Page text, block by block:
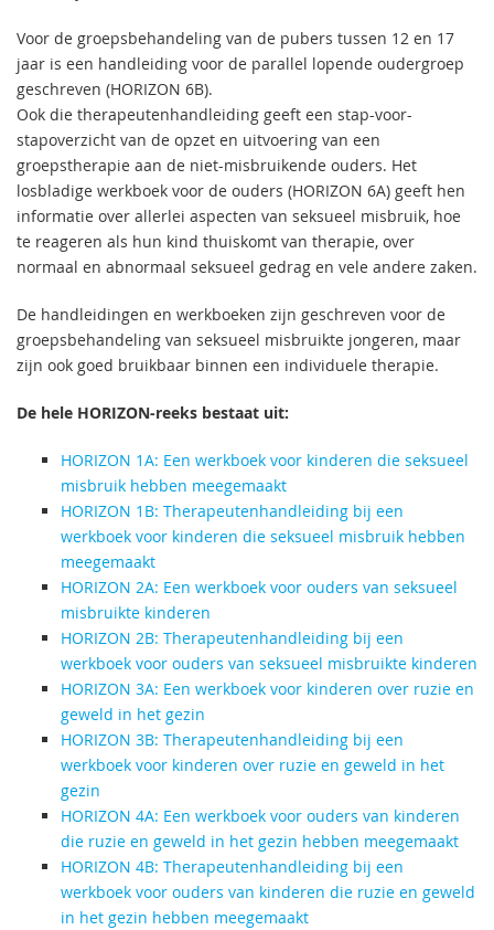
Voor de groepsbehandeling van de pubers tussen 12 en 17
jaar is een handleiding voor de parallel lopende oudergroep
geschreven (HORIZON 6B).
Ook die therapeutenhandleiding geeft een stap-voor-
stapoverzicht van de opzet en uitvoering van een
groepstherapie aan de niet-misbruikende ouders. Het
losbladige werkboek voor de ouders (HORIZON 6A) geeft hen
informatie over allerlei aspecten van seksueel misbruik, hoe
te reageren als hun kind thuiskomt van therapie, over
normaal en abnormaal seksueel gedrag en vele andere zaken.
De handleidingen en werkboeken zijn geschreven voor de
groepsbehandeling van seksueel misbruikte jongeren, maar
zijn ook goed bruikbaar binnen een individuele therapie.
De hele HORIZON-reeks bestaat uit:
HORIZON 1A: Een werkboek voor kinderen die seksueel
misbruik hebben meegemaakt
HORIZON 1B: Therapeutenhandleiding bij een
werkboek voor kinderen die seksueel misbruik hebben
meegemaakt
HORIZON 2A: Een werkboek voor ouders van seksueel
misbruikte kinderen
HORIZON 2B: Therapeutenhandleiding bij een
werkboek voor ouders van seksueel misbruikte kinderen
HORIZON 3A: Een werkboek voor kinderen over ruzie en
geweld in het gezin
HORIZON 3B: Therapeutenhandleiding bij een
werkboek voor kinderen over ruzie en geweld in het
gezin
HORIZON 4A: Een werkboek voor ouders van kinderen
die ruzie en geweld in het gezin hebben meegemaakt
HORIZON 4B: Therapeutenhandleiding bij een
werkboek voor ouders van kinderen die ruzie en geweld
in het gezin hebben meegemaakt